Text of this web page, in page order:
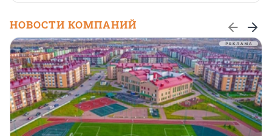
НОВОСТИ КОМПАНИЙ